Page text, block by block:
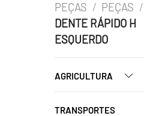
PEÇAS / PEÇAS /
DENTE RÁPIDO H
ESQUERDO
AGRICULTURA
TRANSPORTES